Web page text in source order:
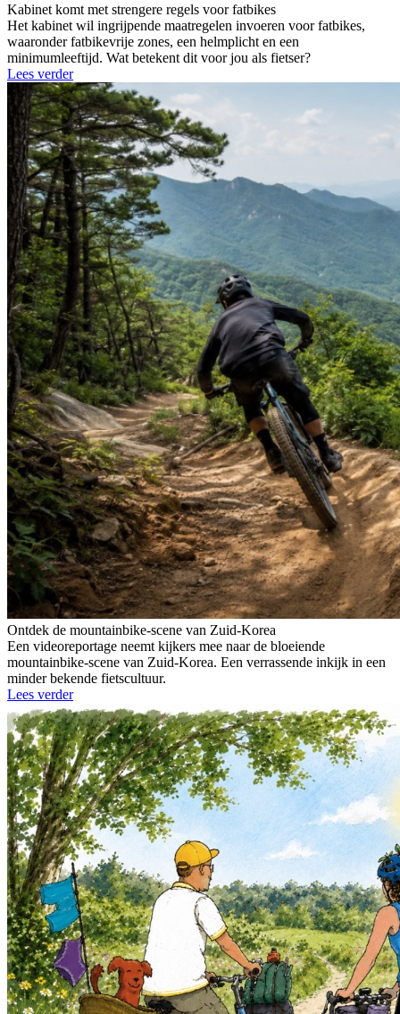
Kabinet komt met strengere regels voor fatbikes
Het kabinet wil ingrijpende maatregelen invoeren voor fatbikes,
waaronder fatbikevrije zones, een helmplicht en een
minimumleeftijd. Wat betekent dit voor jou als fietser?
Lees verder
Ontdek de mountainbike-scene van Zuid-Korea
Een videoreportage neemt kijkers mee naar de bloeiende
mountainbike-scene van Zuid-Korea. Een verrassende inkijk in een
minder bekende fietscultuur.
Lees verder